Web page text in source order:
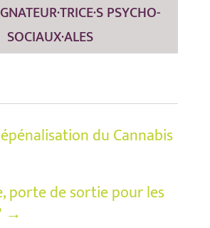
PSYCHO-
SOCIAUX·ALES
du Cannabis
porte de sortie pour les
→